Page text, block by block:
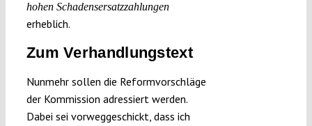
hohen Schadensersatzzahlungen
erheblich.
Zum Verhandlungstext
Nunmehr sollen die Reformvorschläge
der Kommission adressiert werden.
Dabei sei vorweggeschickt, dass ich